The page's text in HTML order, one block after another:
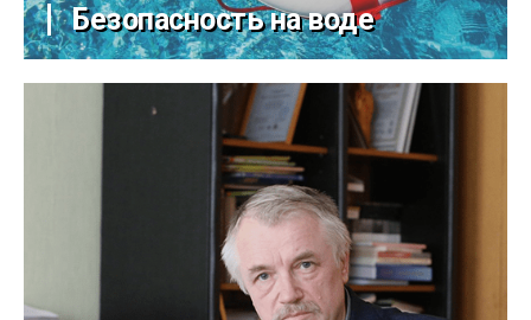
Безопасность на воде